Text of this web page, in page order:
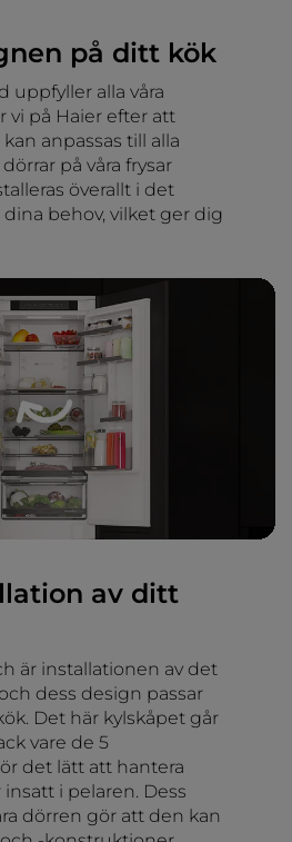
på ditt kök
uppfyller alla våra
vi på Haier efter att
anpassas till alla
på våra frysar
överallt i det
behov, vilket ger dig
av ditt
är installationen av det
dess design passar
Det här kylskåpet går
vare de 5
det lätt att hantera
i pelaren. Dess
dörren gör att den kan